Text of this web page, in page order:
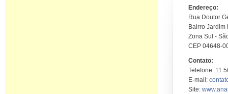
Endereço:
Rua Doutor
Bairro Jardim
Zona Sul -
CEP 04648-
Contato:
Telefone: 11
E-mail:
Site: